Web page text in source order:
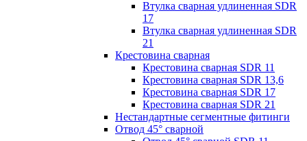
Втулка сварная удлиненная SDR
17
Втулка сварная удлиненная SDR
21
Крестовина сварная
Крестовина сварная SDR 11
Крестовина сварная SDR 13,6
Крестовина сварная SDR 17
Крестовина сварная SDR 21
Нестандартные сегментные фитинги
Отвод 45° сварной